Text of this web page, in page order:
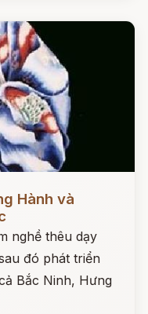
Hành và
nghề thêu dạy
đó phát triển
Bắc Ninh, Hưng